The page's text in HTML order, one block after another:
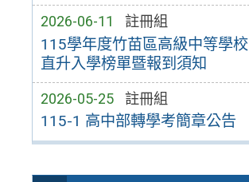
2026-06-11 註冊組
115學年度竹苗區高級中等學校
直升入學榜單暨報到須知
2026-05-25 註冊組
115-1 高中部轉學考簡章公告